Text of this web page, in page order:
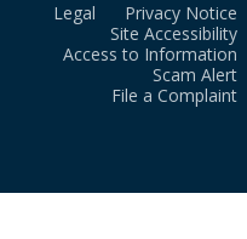
Legal
Privacy Notice
Site Accessibility
Access to Information
Scam Alert
File a Complaint